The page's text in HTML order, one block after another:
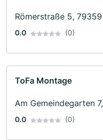
Römerstraße 5,
0.0 (0)
ToFa Montage
Am Gemeindegarten
0.0 (0)